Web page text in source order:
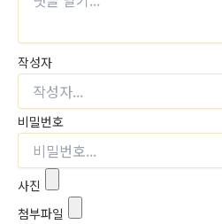
작성자
비밀번호
사진
첨부파일